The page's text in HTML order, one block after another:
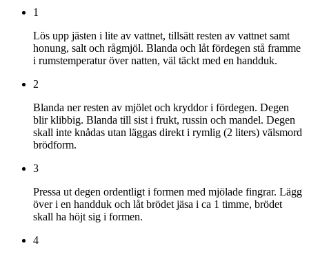
1
Lös upp jästen i lite av vattnet, tillsätt resten av vattnet samt
honung, salt och rågmjöl. Blanda och låt fördegen stå framme
i rumstemperatur över natten, väl täckt med en handduk.
2
Blanda ner resten av mjölet och kryddor i fördegen. Degen
blir klibbig. Blanda till sist i frukt, russin och mandel. Degen
skall inte knådas utan läggas direkt i rymlig (2 liters) välsmord
brödform.
3
Pressa ut degen ordentligt i formen med mjölade fingrar. Lägg
över i en handduk och låt brödet jäsa i ca 1 timme, brödet
skall ha höjt sig i formen.
4